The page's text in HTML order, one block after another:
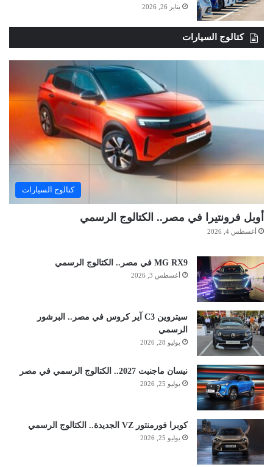
يناير 26, 2026
كتالوج السيارات
كتالوج السيارات
أوبل فرونتيرا في مصر.. الكتالوج الرسمي
أغسطس 4, 2026
MG RX9 في مصر.. الكتالوج الرسمي
أغسطس 3, 2026
سيتروين C3 آير كروس في مصر.. البرشور
الرسمي
يوليو 28, 2026
نيسان ماجنيت 2027.. الكتالوج الرسمي في مصر
يوليو 25, 2026
كوبرا فورمنتور VZ الجديدة.. الكتالوج الرسمي
يوليو 25, 2026